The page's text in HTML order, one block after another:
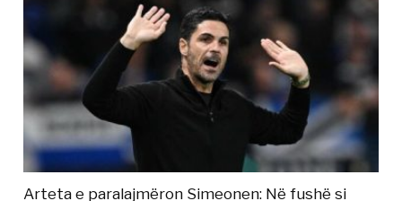
Arteta e paralajmëron Simeonen: Në fushë si